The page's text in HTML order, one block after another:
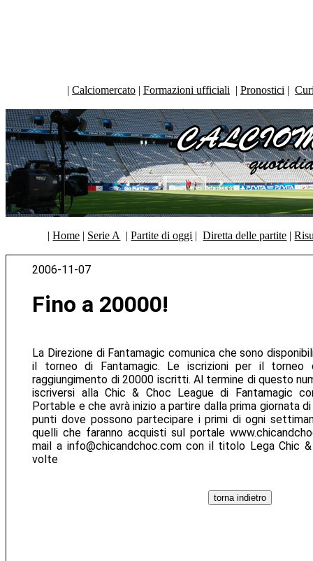
| Calciomercato | Formazioni ufficiali | Pronostici |
|Home | Serie A |Partite di oggi |Diretta delle partite |
2006-11-07
Fino a 20000!
La Direzione di Fantamagic comunica che sono
il torneo di Fantamagic. Le iscrizioni per il torneo
raggiungimento di 20000 iscritti. Al termine di questo
iscriversi alla Chic & Choc League di Fantamagic
Portable e che avrà inizio a partire dalla prima giornata
punti dove possono partecipare i primi di ogni
quelli che faranno acquisti sul portale
mail a info@chicandchoc.com con il titolo Lega Chic
volte